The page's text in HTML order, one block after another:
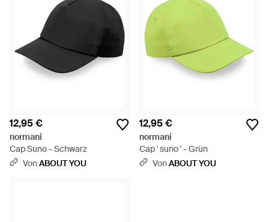
12,95 €
normani
Cap Suno - Schwarz
VonABOUT YOU
12,95 €
normani
Cap ' suno ' - Grün
VonABOUT YOU